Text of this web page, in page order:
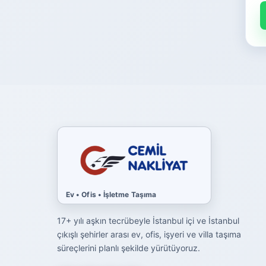
Ev • Ofis • İşletme Taşıma
17+ yılı aşkın tecrübeyle İstanbul içi ve İstanbul
çıkışlı şehirler arası ev, ofis, işyeri ve villa taşıma
süreçlerini planlı şekilde yürütüyoruz.